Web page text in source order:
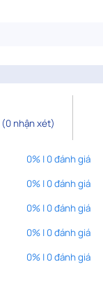
(0 nhận xét)
0% | 0 đánh giá
0% | 0 đánh giá
0% | 0 đánh giá
0% | 0 đánh giá
0% | 0 đánh giá